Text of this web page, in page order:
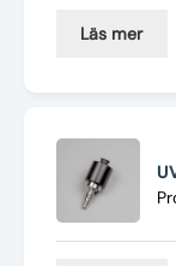
Läs mer